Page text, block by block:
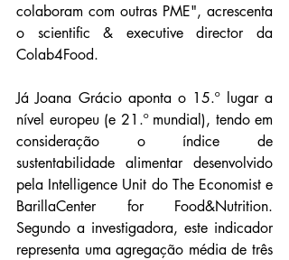
colaboram com outras PME", acrescenta
o scientific & executive director da
Colab4Food.
Já Joana Grácio aponta o 15.º lugar a
nível europeu (e 21.º mundial), tendo em
consideração o índice de
sustentabilidade alimentar desenvolvido
pela Intelligence Unit do The Economist e
BarillaCenter for Food&Nutrition.
Segundo a investigadora, este indicador
representa uma agregação média de três